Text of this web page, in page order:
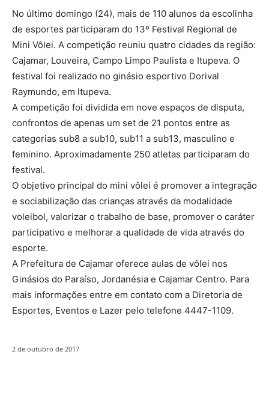
No último domingo (24), mais de 110 alunos da escolinha
de esportes participaram do 13º Festival Regional de
Mini Vôlei. A competição reuniu quatro cidades da região:
Cajamar, Louveira, Campo Limpo Paulista e Itupeva. O
festival foi realizado no ginásio esportivo Dorival
Raymundo, em Itupeva.
A competição foi dividida em nove espaços de disputa,
confrontos de apenas um set de 21 pontos entre as
categorias sub8 a sub10, sub11 a sub13, masculino e
feminino. Aproximadamente 250 atletas participaram do
festival.
O objetivo principal do mini vôlei é promover a integração
e sociabilização das crianças através da modalidade
voleibol, valorizar o trabalho de base, promover o caráter
participativo e melhorar a qualidade de vida através do
esporte.
A Prefeitura de Cajamar oferece aulas de vôlei nos
Ginásios do Paraíso, Jordanésia e Cajamar Centro. Para
mais informações entre em contato com a Diretoria de
Esportes, Eventos e Lazer pelo telefone 4447-1109.
2 de outubro de 2017